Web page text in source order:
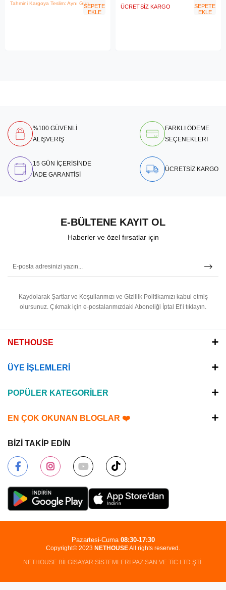
Tahmini Kargoya Teslim: Aynı GünSEPETE
EKLE
ÜCRETSIZ KARGO
SEPETE
EKLE
%100 GÜVENLİ
ALIŞVERİŞ
FARKLI ÖDEME
SEÇENEKLERİ
15 GÜN İÇERİSİNDE
İADE GARANTİSİ
ÜCRETSİZ KARGO
E-BÜLTENE KAYIT OL
Haberler ve özel fırsatlar için
Kaydolarak Şartlar ve Koşullarımızı ve Gizlilik Politikamızı kabul etmiş
olursunuz. Çıkmak için e-postalarımızdaki Aboneliği İptal Et’i tıklayın.
NETHOUSE
ÜYE İŞLEMLERİ
POPÜLER KATEGORİLER
EN ÇOK OKUNAN BLOGLAR ❤️
BİZİ TAKİP EDİN
Copyright© 2023 NETHOUSEAll rights reserved.
NETHOUSE BİLGİSAYAR SİSTEMLERİ PAZ.SAN.VE TİC.LTD.ŞTİ.
Pazartesi-Cuma 08:30-17:30